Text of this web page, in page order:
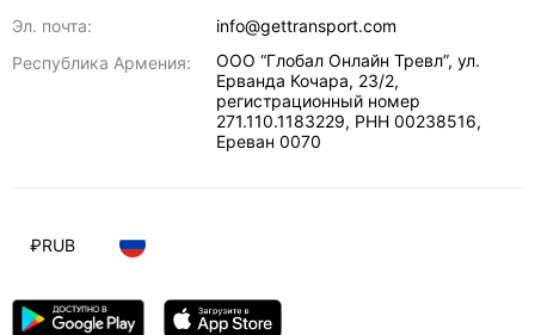
Эл. почта:
info@gettransport.com
Республика Армения:
ООО “Глобал Онлайн Тревл”, ул.
Ерванда Кочара, 23/2,
регистрационный номер
271.110.1183229, РНН 00238516,
Ереван 0070
₽RUB